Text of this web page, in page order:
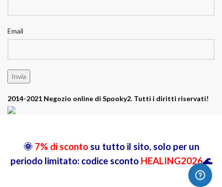
Email
2014-2021 Negozio online di Spooky2. Tutti i diritti riservati!
🌞 7% di scontosu tutto il sito, solo per un
periodo limitato: codice sconto HEALING2026🌊